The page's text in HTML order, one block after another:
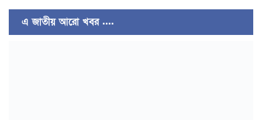
এ জাতীয় আরো খবর ....